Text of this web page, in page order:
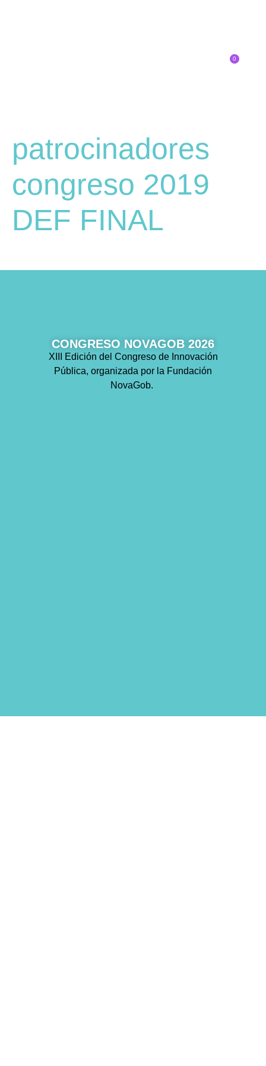
0
patrocinadores
congreso 2019
DEF FINAL
CONGRESO NOVAGOB 2026
XIII Edición del Congreso de Innovación
Pública, organizada por la Fundación
NovaGob.